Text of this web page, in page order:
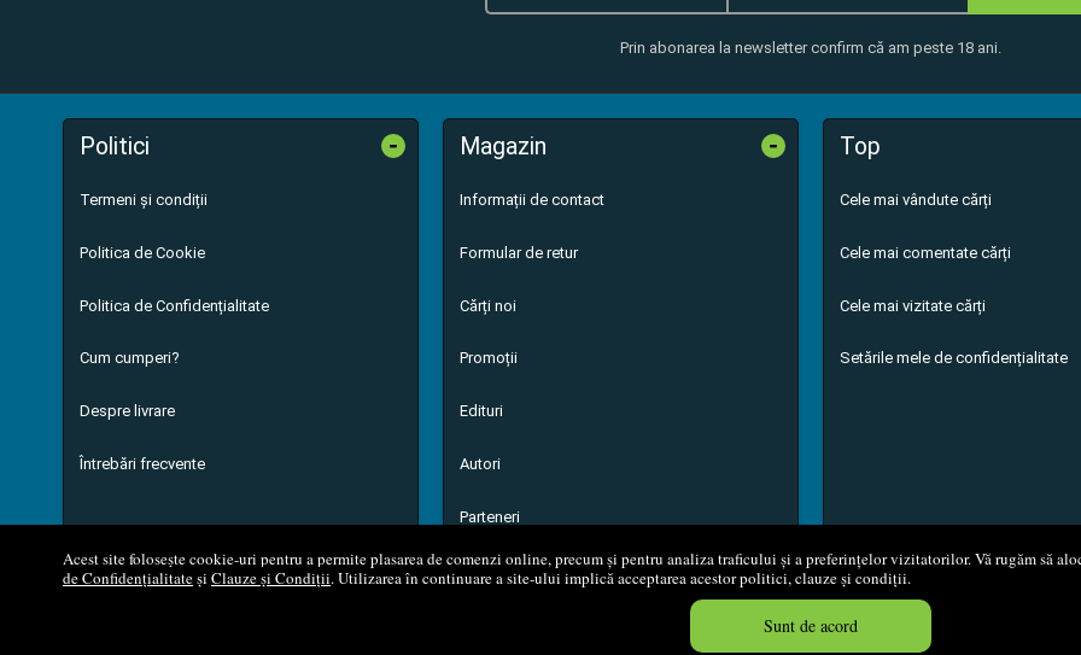
Acest site folosește cookie-uri pentru a permite plasarea de comenzi online, precum și pentru analiza traficului și a preferințelor vizitatorilor. Vă rugăm să
de Confidențialitateși Clauze și Condiții. Utilizarea în continuare a site-ului implică acceptarea acestor politici, clauze și condiții.
Sunt de acord
Prin abonarea la newsletter confirm că am peste 18 ani.
Politici -
Termeni și condiții
Politica de Cookie
Politica de Confidențialitate
Cum cumperi?
Despre livrare
Întrebări frecvente
Magazin -
Informații de contact
Formular de retur
Cărți noi
Promoții
Edituri
Autori
Parteneri
Top
Cele mai vândute cărți
Cele mai comentate cărți
Cele mai vizitate cărți
Setările mele de confidențialitate
© 2008 - 2026 S.C. M.G. Net Distribution S.R.L. Magazin online
Created in 0.0580 sec